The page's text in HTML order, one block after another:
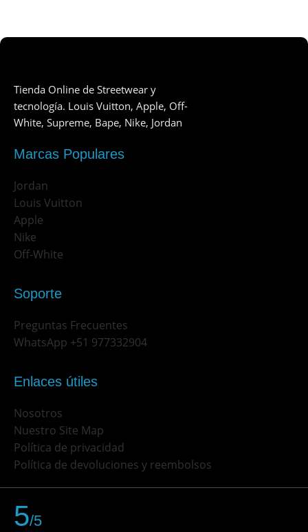
Tienda Online de Streetwear y
tecnología. Louis Vuitton, Apple, Off-
White, Supreme, Bape, Nike, Jordan
Marcas Populares
Jordan
Louis Vuitton
Apple
Nike
Off-White
Soporte
Preguntas Frecuentes
WhatsApp +51 977332904
Enlaces útiles
Nosotros
Nuestro Site Map
Política de privacidad
Política de devoluciones y reembolsos
5/5